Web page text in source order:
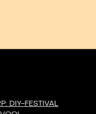
DIY-FESTIVAL